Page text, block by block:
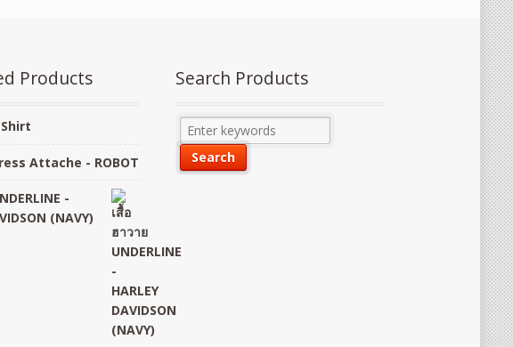
Products
Shirt
Attache - ROBOT
-
(NAVY)
Search Products